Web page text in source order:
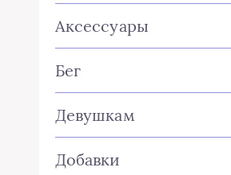
Аксессуары
Бег
Девушкам
Добавки